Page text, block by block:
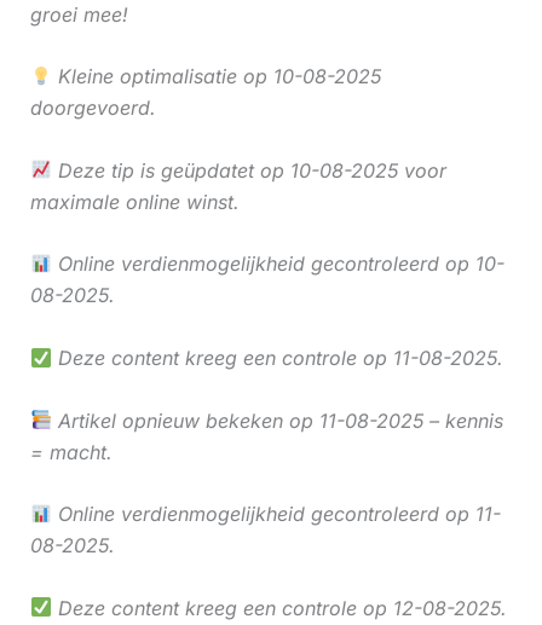
groei mee!
Kleine optimalisatie op 10-08-2025
doorgevoerd.
Deze tip is geüpdatet op 10-08-2025 voor
maximale online winst.
Online verdienmogelijkheid gecontroleerd op 10-
08-2025.
Deze content kreeg een controle op 11-08-2025.
Artikel opnieuw bekeken op 11-08-2025 – kennis
= macht.
Online verdienmogelijkheid gecontroleerd op 11-
08-2025.
Deze content kreeg een controle op 12-08-2025.